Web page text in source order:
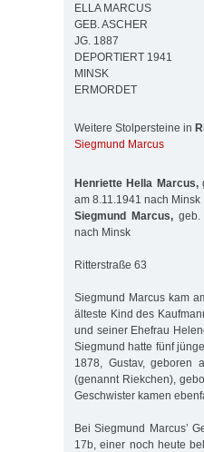
ELLA MARCUS
GEB. ASCHER
JG. 1887
DEPORTIERT 1941
MINSK
ERMORDET
Weitere Stolpersteine in
Siegmund Marcus
Henriette Hella Marcus,
am 8.11.1941 nach Minsk
Siegmund Marcus,geb.
nach Minsk
Ritterstraße 63
Siegmund Marcus kam
älteste Kind des
und seiner Ehefrau
Siegmund hatte fünf
1878, Gustav, geboren
(genannt Riekchen),
Geschwister kamen
Bei Siegmund Marcus’
17b, einer noch heute